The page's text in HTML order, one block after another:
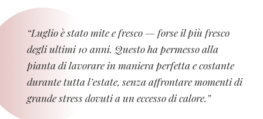
“Luglio è stato mite e fresco — forse il più fresco
degli ultimi 10 anni. Questo ha permesso alla
pianta di lavorare in maniera perfetta e costante
durante tutta l’estate, senza affrontare momenti di
grande stress dovuti a un eccesso di calore.”